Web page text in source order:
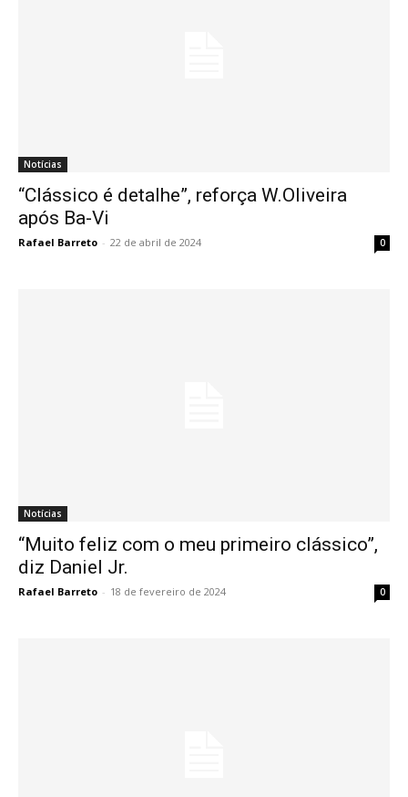
Notícias
“Clássico é detalhe”, reforça W.Oliveira
após Ba-Vi
Rafael Barreto - 22 de abril de 2024 0
Notícias
“Muito feliz com o meu primeiro clássico”,
diz Daniel Jr.
Rafael Barreto - 18 de fevereiro de 2024 0